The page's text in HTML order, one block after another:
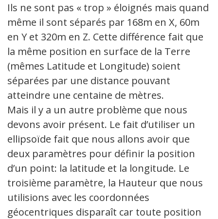
Ils ne sont pas « trop » éloignés mais quand
même il sont séparés par 168m en X, 60m
en Y et 320m en Z. Cette différence fait que
la même position en surface de la Terre
(mêmes Latitude et Longitude) soient
séparées par une distance pouvant
atteindre une centaine de mètres.
Mais il y a un autre problème que nous
devons avoir présent. Le fait d’utiliser un
ellipsoïde fait que nous allons avoir que
deux paramètres pour définir la position
d’un point: la latitude et la longitude. Le
troisième paramètre, la Hauteur que nous
utilisions avec les coordonnées
géocentriques disparaît car toute position